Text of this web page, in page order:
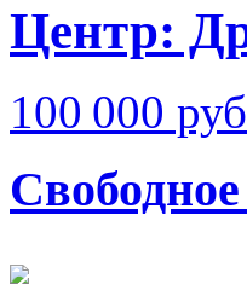
Центр:
100 000